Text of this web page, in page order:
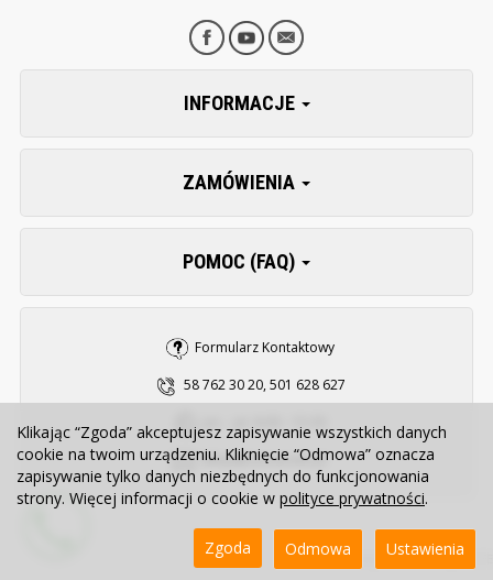
INFORMACJE
ZAMÓWIENIA
POMOC (FAQ)
Formularz Kontaktowy
58 762 30 20, 501 628 627
sklep@zooserwis.pl
Sklep internetowy SOTE
Klikając “Zgoda” akceptujesz zapisywanie wszystkich danych
cookie na twoim urządzeniu. Kliknięcie “Odmowa” oznacza
zapisywanie tylko danych niezbędnych do funkcjonowania
strony. Więcej informacji o cookie w polityce prywatności.
Ustawienia
Odmowa
Zgoda